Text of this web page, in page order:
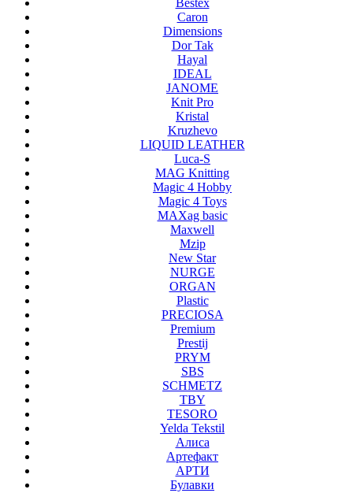
Caron
Dimensions
Dor Tak
Hayal
IDEAL
JANOME
Knit Pro
Kristal
Kruzhevo
LIQUID LEATHER
Luca-S
MAG Knitting
Magic 4 Hobby
Magic 4 Toys
MAXag basic
Maxwell
Mzip
New Star
NURGE
ORGAN
Plastic
PRECIOSA
Premium
Prestij
PRYM
SBS
SCHMETZ
TBY
TESORO
Yelda Tekstil
Алиса
Артефакт
АРТИ
Булавки